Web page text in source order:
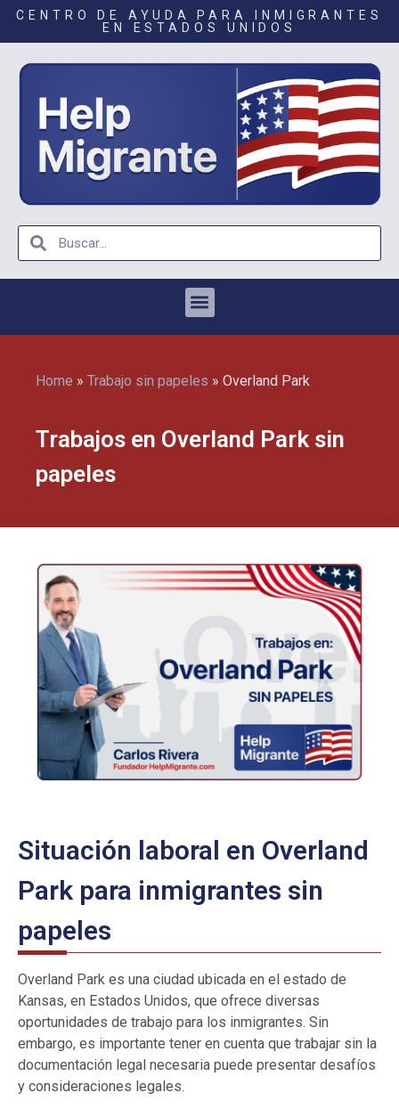
CENTRO DE AYUDA PARA INMIGRANTES
EN ESTADOS UNIDOS
Home » Trabajo sin papeles » Overland Park
Trabajos en Overland Park sin
papeles
Situación laboral en Overland
Park para inmigrantes sin
papeles
Overland Park es una ciudad ubicada en el estado de
Kansas, en Estados Unidos, que ofrece diversas
oportunidades de trabajo para los inmigrantes. Sin
embargo, es importante tener en cuenta que trabajar sin la
documentación legal necesaria puede presentar desafíos
y consideraciones legales.